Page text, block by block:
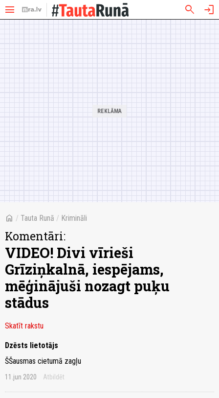
menu search login
home / Tauta Runā / Krimināli
Komentāri:
VIDEO! Divi vīrieši
Grīziņkalnā, iespējams,
mēģinājuši nozagt puķu
stādus
Skatīt rakstu
Dzēsts lietotājs
ŠŠausmas cietumā zagļu
11.jun 2020 Atbildēt